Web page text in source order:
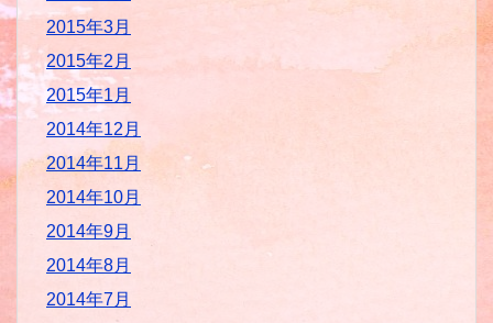
2015年3月
2015年2月
2015年1月
2014年12月
2014年11月
2014年10月
2014年9月
2014年8月
2014年7月